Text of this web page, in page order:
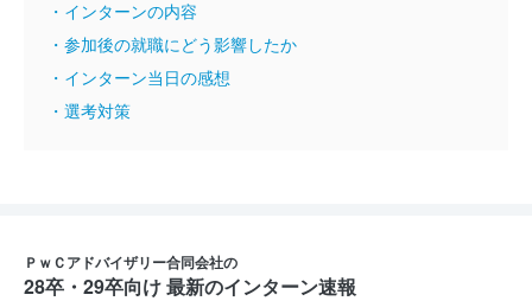
・インターンの内容
・参加後の就職にどう影響したか
・インターン当日の感想
・選考対策
ＰｗＣアドバイザリー合同会社の
28卒・29卒向け 最新のインターン速報